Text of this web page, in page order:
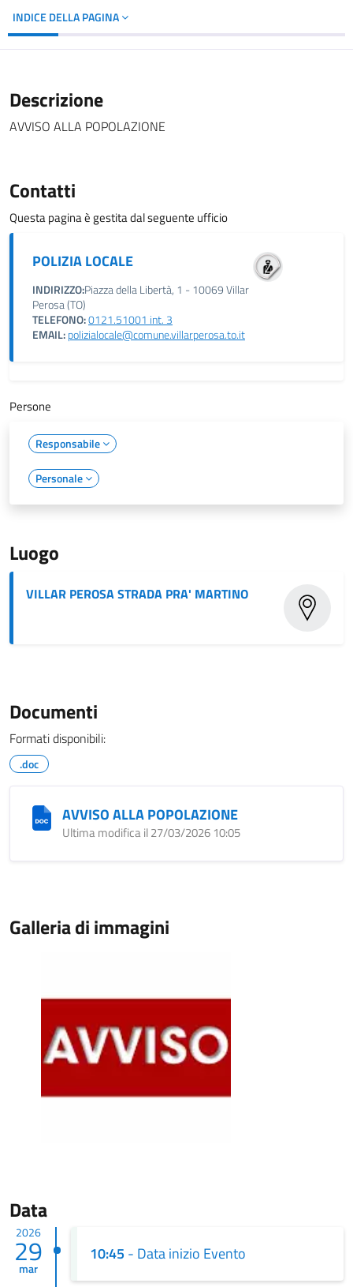
INDICE DELLA PAGINA
Descrizione
AVVISO ALLA POPOLAZIONE
Contatti
Questa pagina è gestita dal seguente ufficio
POLIZIA LOCALE
INDIRIZZO:Piazza della Libertà, 1 - 10069 Villar
Perosa (TO)
TELEFONO:0121.51001 int. 3
EMAIL:polizialocale@comune.villarperosa.to.it
Persone
Responsabile
Personale
Luogo
VILLAR PEROSA STRADA PRA' MARTINO
Documenti
Formati disponibili:
.doc
AVVISO ALLA POPOLAZIONE
Ultima modifica il 27/03/2026 10:05
Galleria di immagini
Data
2026
29
mar
10:45 - Data inizio Evento